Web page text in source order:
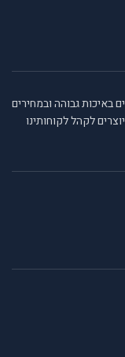
באיכות גבוהה ובמחירים
לקהל לקוחותינו